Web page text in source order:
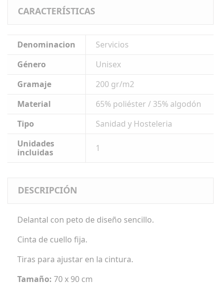
CARACTERÍSTICAS
Denominacion
Servicios
Género
Unisex
Gramaje
200 gr/m2
Material
65% poliéster / 35% algodón
Tipo
Sanidad y Hosteleria
Unidades
incluidas
1
DESCRIPCIÓN
Delantal con peto de diseño sencillo.
Cinta de cuello fija.
Tiras para ajustar en la cintura.
Tamaño: 70 x 90 cm